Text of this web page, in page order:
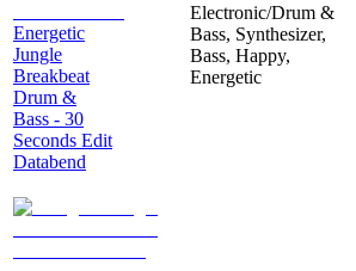
Energetic
Jungle
Breakbeat
Drum &
Bass - 30
Seconds Edit
Databend
Electronic/Drum &
Bass, Synthesizer,
Bass, Happy,
Energetic